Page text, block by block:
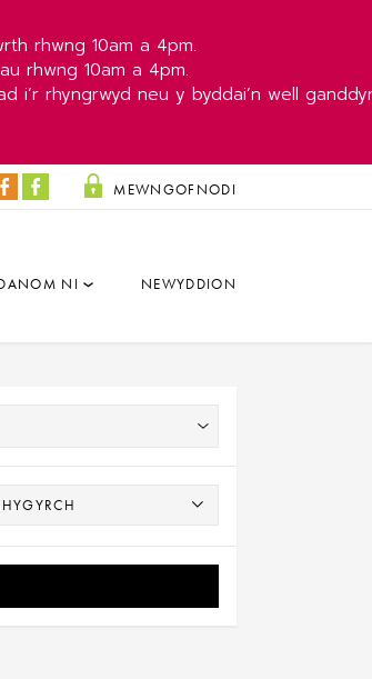
rhwng 10am a 4pm.
rhwng 10am a 4pm.
i’r rhyngrwyd neu y byddai’n well
MEWNGOFNODI
Dâr NI NEWYDDION